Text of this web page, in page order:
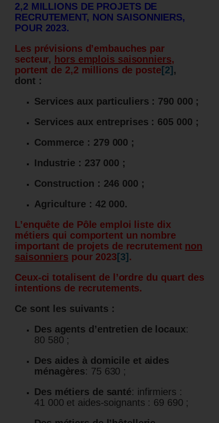
2,2 MILLIONS DE PROJETS DE
RECRUTEMENT, NON SAISONNIERS,
POUR 2023.
Les prévisions d’embauches par
secteur, hors emplois saisonniers,
portent de 2,2 millions de poste [2] ,
dont :
Services aux particuliers : 790 000 ;
Services aux entreprises : 605 000 ;
Commerce : 279 000 ;
Industrie : 237 000 ;
Construction : 246 000 ;
Agriculture : 42 000.
L’enquête de Pôle emploi liste dix
métiers qui comportent un nombre
important de projets de recrutement non
saisonniers pour 2023 [3] .
Ceux-ci totalisent de l’ordre du quart des
intentions de recrutements.
Ce sont les suivants :
Des agents d’entretien de locaux:
80 580 ;
Des aides à domicile et aides
ménagères: 75 630 ;
Des métiers de santé: infirmiers :
41 000 et aides-soignants : 69 690 ;